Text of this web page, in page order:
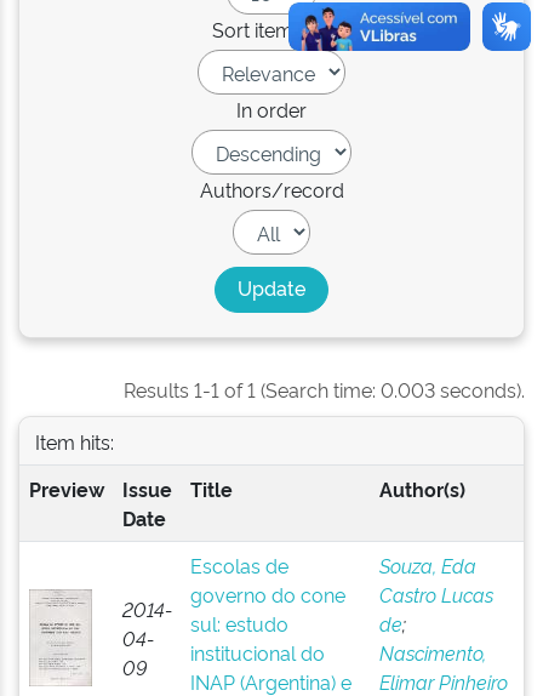
Sort items by
In order
Authors/record
Results 1-1 of 1 (Search time: 0.003 seconds).
Item hits:
Preview
Issue
Date
Title Author(s)
2014-
04-
09
Escolas de
governo do cone
sul: estudo
institucional do
INAP (Argentina) e
Souza, Eda
Castro Lucas
de;
Nascimento,
Elimar Pinheiro